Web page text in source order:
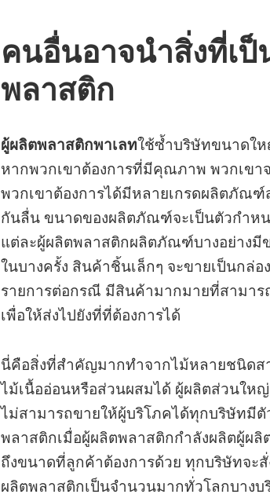
คนอื่นอาจนำสิ่งที่เ
พลาสติก
ผู้ผลิตพลาสติกพาเลทใช้ซ้ำบริษัทขนาดให
หากพวกเขาต้องการที่มีคุณภาพ พวกเขา
พวกเขาต้องการได้มีหลายเกรดผลิตภัณ
กันลื่น ขนาดของผลิตภัณฑ์จะเป็นตัวกำ
แต่ละผู้ผลิตพลาสติกผลิตภัณฑ์บางอย่างมี
ในบางครั้ง สินค้าชิ้นเล็กๆ จะขายเป็นกล่
รายการต่อกรณี มีสินค้ามากมายที่สามาร
เพื่อให้ส่งไปยังที่ที่ต้องการได้
นี่คือสิ่งที่สำคัญมากทำจากไม้หลายชนิดส
ไม้เนื้ออ่อนหรือส่วนผสมได้ ผู้ผลิตส่วนให
ไม่สามารถขายให้ผู้บริโภคได้ทุกบริษัทมี
พลาสติกเมื่อผู้ผลิตพลาสติกกำลังผลิตผู้ผลิ
ถึงขนาดที่ลูกค้าต้องการด้วย ทุกบริษัทจะ
ผลิตพลาสติกเป็นจำนวนมากทั่วโลกบาง